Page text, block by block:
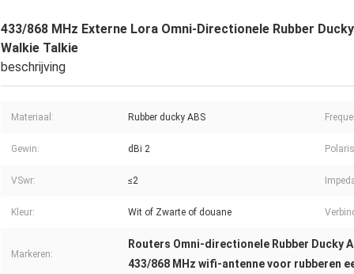
433/868 MHz Externe Lora Omni-Directionele Rubber
Walkie Talkie
beschrijving
Materiaal: Rubber ducky ABS
Gewin: dBi 2
VSwr: ≤2
Kleur: Wit of Zwarte of douane
Markeren:
Routers Omni-directionele Rubber Ducky
433/868 MHz wifi-antenne voor rubberen